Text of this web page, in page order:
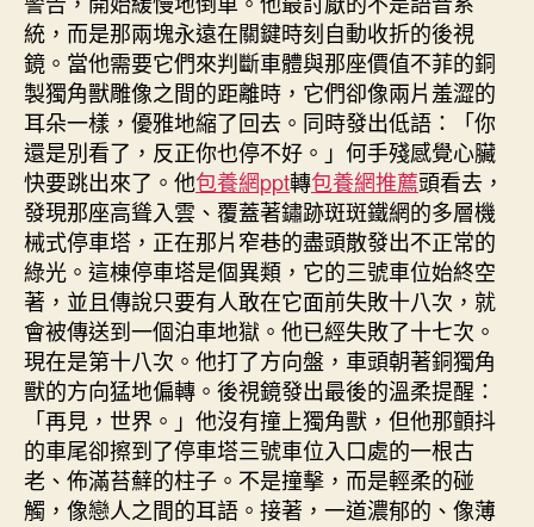
統，而是那兩塊永遠在關鍵時刻自動收折的後視
鏡。當他需要它們來判斷車體與那座價值不菲的銅
製獨角獸雕像之間的距離時，它們卻像兩片羞澀的
耳朵一樣，優雅地縮了回去。同時發出低語：「你
還是別看了，反正你也停不好。」何手殘感覺心臟
快要跳出來了。他包養網ppt轉包養網推薦頭看去，
發現那座高聳入雲、覆蓋著鏽跡斑斑鐵網的多層機
械式停車塔，正在那片窄巷的盡頭散發出不正常的
綠光。這棟停車塔是個異類，它的三號車位始終空
著，並且傳說只要有人敢在它面前失敗十八次，就
會被傳送到一個泊車地獄。他已經失敗了十七次。
現在是第十八次。他打了方向盤，車頭朝著銅獨角
獸的方向猛地偏轉。後視鏡發出最後的溫柔提醒：
「再見，世界。」他沒有撞上獨角獸，但他那顫抖
的車尾卻擦到了停車塔三號車位入口處的一根古
老、佈滿苔蘚的柱子。不是撞擊，而是輕柔的碰
觸，像戀人之間的耳語。接著，一道濃郁的、像薄